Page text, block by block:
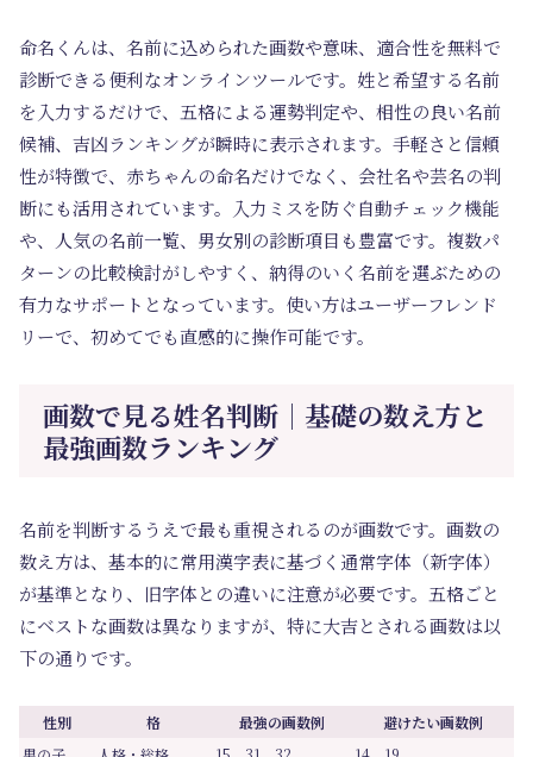
命名くんは、名前に込められた画数や意味、適合性を無料で
診断できる便利なオンラインツールです。姓と希望する名前
を入力するだけで、五格による運勢判定や、相性の良い名前
候補、吉凶ランキングが瞬時に表示されます。手軽さと信頼
性が特徴で、赤ちゃんの命名だけでなく、会社名や芸名の判
断にも活用されています。入力ミスを防ぐ自動チェック機能
や、人気の名前一覧、男女別の診断項目も豊富です。複数パ
ターンの比較検討がしやすく、納得のいく名前を選ぶための
有力なサポートとなっています。使い方はユーザーフレンド
リーで、初めてでも直感的に操作可能です。
画数で見る姓名判断｜基礎の数え方と
最強画数ランキング
名前を判断するうえで最も重視されるのが画数です。画数の
数え方は、基本的に常用漢字表に基づく通常字体（新字体）
が基準となり、旧字体との違いに注意が必要です。五格ごと
にベストな画数は異なりますが、特に大吉とされる画数は以
下の通りです。
性別 格 最強の画数例
避けたい画数例